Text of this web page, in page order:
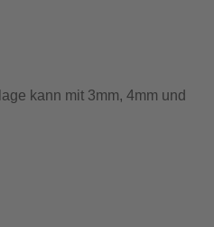
kann mit 3mm, 4mm und